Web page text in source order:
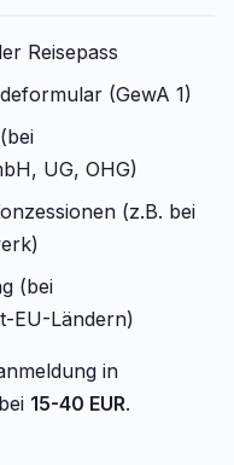
Reisepass
(GewA 1)
UG, OHG)
(z.B. bei
(bei
EU-Ländern)
in
15-40 EUR.